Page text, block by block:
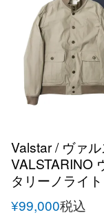
Valstar / ヴァ
VALSTARINO
タリーノライ
ン バルスター
¥99,000税込